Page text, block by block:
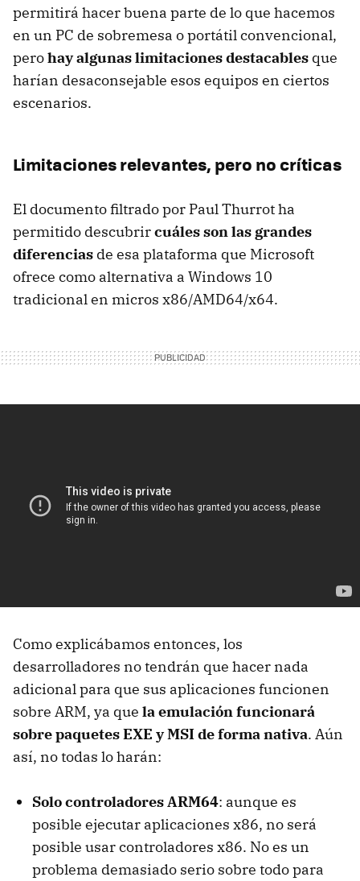
permitirá hacer buena parte de lo que hacemos
en un PC de sobremesa o portátil convencional,
perohay algunas limitaciones destacables que
harían desaconsejable esos equipos en ciertos
escenarios.
Limitaciones relevantes, pero no críticas
El documento filtrado por Paul Thurrot ha
permitido descubrircuáles son las grandes
diferencias de esa plataforma que Microsoft
ofrece como alternativa a Windows 10
tradicional en micros x86/AMD64/x64.
Como explicábamos entonces, los
desarrolladores no tendrán que hacer nada
adicional para que sus aplicaciones funcionen
sobre ARM, ya que la emulación funcionará
sobre paquetes EXE y MSI de forma nativa. Aún
así, no todas lo harán:
Solo controladores ARM64: aunque es
posible ejecutar aplicaciones x86, no será
posible usar controladores x86. No es un
problema demasiado serio sobre todo para